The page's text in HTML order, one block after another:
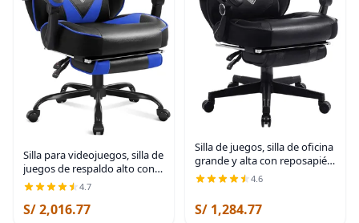
Silla para videojuegos, silla de
juegos de respaldo alto con
reposapiés y masaje, sillas de
juegos para adultos con cojín
de resorte de bolsillo,
4.7
S/ 2,016.77
Silla de juegos, silla de oficina
grande y alta con reposapiés
y masaje, sillas de juegos
para adultos con soporte
Negro
4.6
S/ 1,284.77